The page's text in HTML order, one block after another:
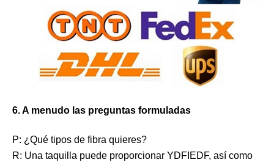
6. A menudo las preguntas formuladas
P: ¿Qué tipos de fibra quieres?
R: Una taquilla puede proporcionar YDFIEDF, así como